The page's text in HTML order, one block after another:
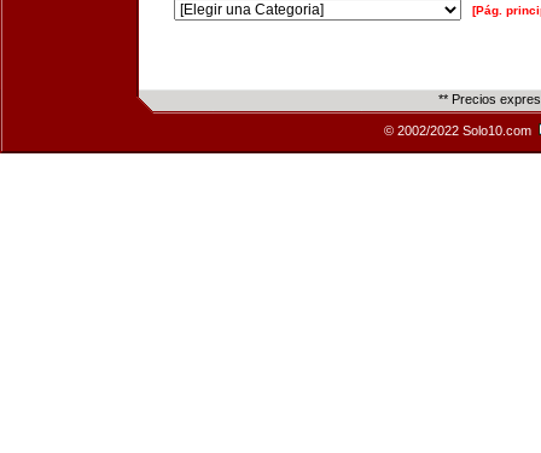
[Pág.
** Precios
© 2002/2022 Solo10.com